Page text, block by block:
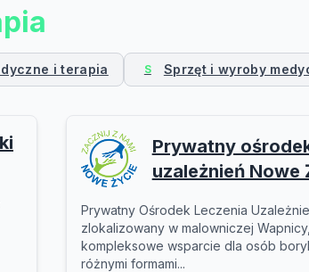
i terapia S Sprzęt i wyroby
Prywatny
uzależnień Nowe
Prywatny Ośrodek Leczenia
zlokalizowany w malowniczej
kompleksowe wsparcie dla osób
różnymi formami...